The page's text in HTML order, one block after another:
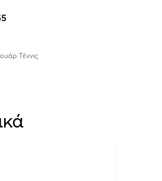
Τέννις